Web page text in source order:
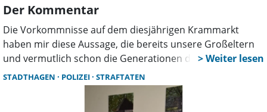
Der Kommentar
Die Vorkommnisse auf dem diesjährigen Krammarkt
haben mir diese Aussage, die bereits unsere Großeltern
und vermutlich schon die Generationen davor, gekannt
haben, wieder in Erinnerung gebracht. Da setzen sich die
Verantwortlichen von Stadt und Polizei zusammen und
erstellen ein umfassendes Sicherheitskonzept.
STADTHAGEN POLIZEI STRAFTATEN